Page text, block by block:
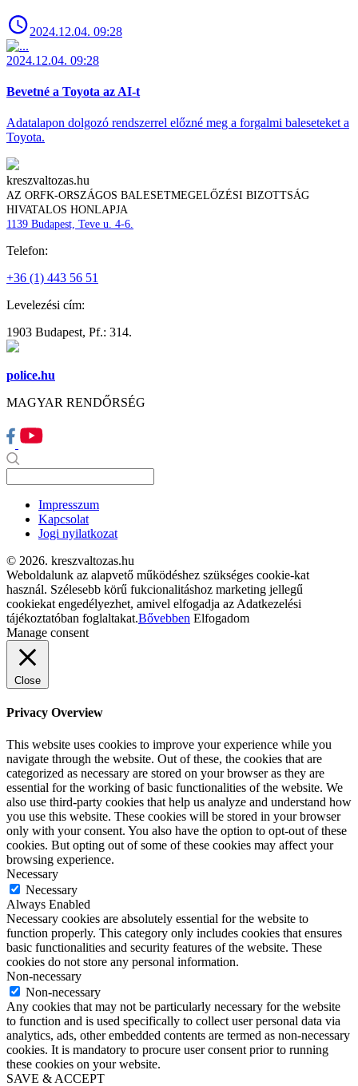
2024.12.04. 09:28
2024.12.04. 09:28
Bevetné a Toyota az AI-t
Adatalapon dolgozó rendszerrel előzné meg a forgalmi baleseteket a
Toyota.
kreszvaltozas.hu
AZ ORFK-ORSZÁGOS BALESETMEGELŐZÉSI BIZOTTSÁG
HIVATALOS HONLAPJA
1139 Budapest, Teve u. 4-6.
Telefon:
+36 (1) 443 56 51
Levelezési cím:
1903 Budapest, Pf.: 314.
police.hu
MAGYAR RENDŐRSÉG
Impresszum
Kapcsolat
Jogi nyilatkozat
© 2026. kreszvaltozas.hu
Weboldalunk az alapvető működéshez szükséges cookie-kat
használ. Szélesebb körű fukcionalitáshoz marketing jellegű
cookiekat engedélyezhet, amivel elfogadja az Adatkezelési
tájékoztatóban foglaltakat.Bővebben Elfogadom
Manage consent
Close
Privacy Overview
This website uses cookies to improve your experience while you
navigate through the website. Out of these, the cookies that are
categorized as necessary are stored on your browser as they are
essential for the working of basic functionalities of the website. We
also use third-party cookies that help us analyze and understand how
you use this website. These cookies will be stored in your browser
only with your consent. You also have the option to opt-out of these
cookies. But opting out of some of these cookies may affect your
browsing experience.
Necessary
Necessary
Always Enabled
Necessary cookies are absolutely essential for the website to
function properly. This category only includes cookies that ensures
basic functionalities and security features of the website. These
cookies do not store any personal information.
Non-necessary
Non-necessary
Any cookies that may not be particularly necessary for the website
to function and is used specifically to collect user personal data via
analytics, ads, other embedded contents are termed as non-necessary
cookies. It is mandatory to procure user consent prior to running
these cookies on your website.
SAVE & ACCEPT